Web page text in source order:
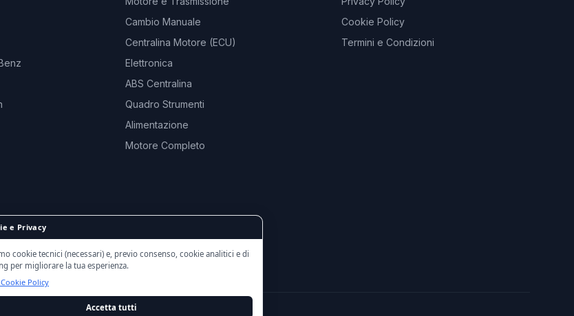
Cambio Manuale
Centralina Motore (ECU)
Elettronica
ABS Centralina
Quadro Strumenti
Alimentazione
Motore Completo
Cookie Policy
Termini e Condizioni
e Privacy
cookie tecnici (necessari) e, previo consenso, cookie analitici e di
per migliorare la tua esperienza.
Policy
Accetta tutti